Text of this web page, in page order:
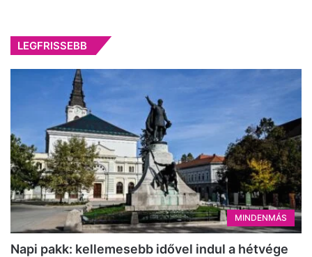
LEGFRISSEBB
MINDENMÁS
Napi pakk: kellemesebb idővel indul a hétvége